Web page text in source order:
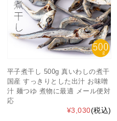
平子煮干し 500g 真いわしの煮干
国産 すっきりとした出汁 お味噌
汁 麺つゆ 煮物に最適 メール便対
応
¥3,030(税込)